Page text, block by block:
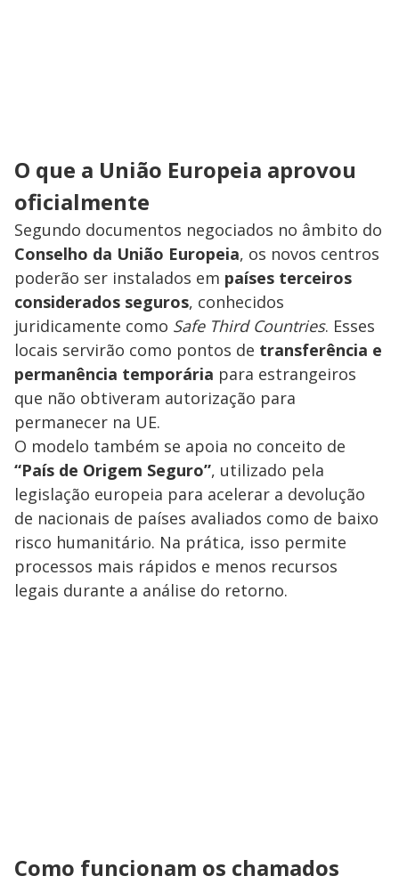
O que a União Europeia aprovou
oficialmente
Segundo documentos negociados no âmbito do
Conselho da União Europeia, os novos centros
poderão ser instalados em países terceiros
considerados seguros, conhecidos
juridicamente como Safe Third Countries. Esses
locais servirão como pontos de transferência e
permanência temporária para estrangeiros
que não obtiveram autorização para
permanecer na UE.
O modelo também se apoia no conceito de
“País de Origem Seguro”, utilizado pela
legislação europeia para acelerar a devolução
de nacionais de países avaliados como de baixo
risco humanitário. Na prática, isso permite
processos mais rápidos e menos recursos
legais durante a análise do retorno.
Como funcionam os chamados